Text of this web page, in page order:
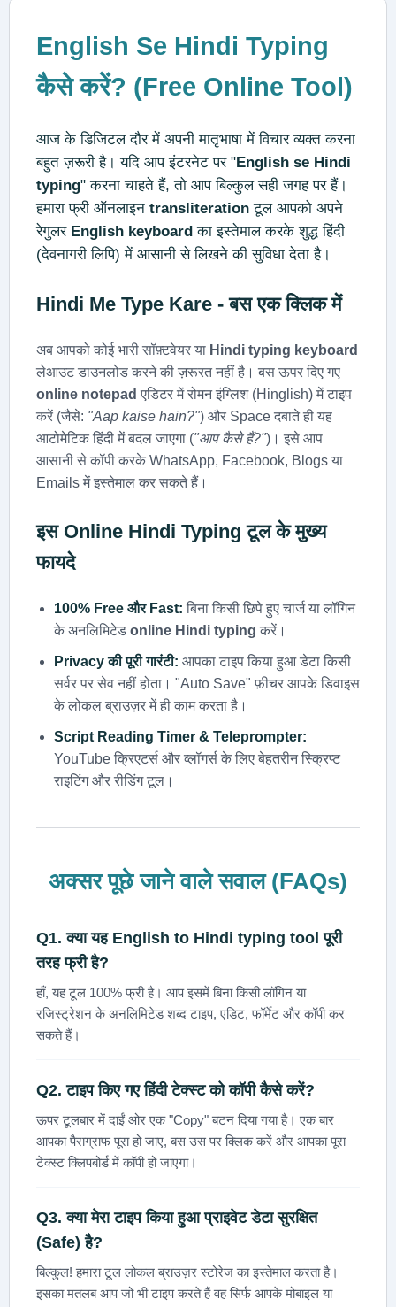
English Se Hindi Typing
कैसे करें? (Free Online Tool)
आज के डिजिटल दौर में अपनी मातृभाषा में विचार व्यक्त करना
बहुत ज़रूरी है। यदि आप इंटरनेट पर "English se Hindi
typing" करना चाहते हैं, तो आप बिल्कुल सही जगह पर हैं।
हमारा फ्री ऑनलाइन transliteration टूल आपको अपने
रेगुलर English keyboard का इस्तेमाल करके शुद्ध हिंदी
(देवनागरी लिपि) में आसानी से लिखने की सुविधा देता है।
Hindi Me Type Kare - बस एक क्लिक में
अब आपको कोई भारी सॉफ़्टवेयर या Hindi typing keyboard
लेआउट डाउनलोड करने की ज़रूरत नहीं है। बस ऊपर दिए गए
online notepad एडिटर में रोमन इंग्लिश (Hinglish) में टाइप
करें (जैसे: "Aap kaise hain?") और Space दबाते ही यह
आटोमेटिक हिंदी में बदल जाएगा ("आप कैसे हैं?")। इसे आप
आसानी से कॉपी करके WhatsApp, Facebook, Blogs या
Emails में इस्तेमाल कर सकते हैं।
इस Online Hindi Typing टूल के मुख्य
फायदे
100% Free और Fast: बिना किसी छिपे हुए चार्ज या लॉगिन
के अनलिमिटेड online Hindi typing करें।
Privacy की पूरी गारंटी: आपका टाइप किया हुआ डेटा किसी
सर्वर पर सेव नहीं होता। "Auto Save" फ़ीचर आपके डिवाइस
के लोकल ब्राउज़र में ही काम करता है।
Script Reading Timer & Teleprompter:
YouTube क्रिएटर्स और व्लॉगर्स के लिए बेहतरीन स्क्रिप्ट
राइटिंग और रीडिंग टूल।
अक्सर पूछे जाने वाले सवाल (FAQs)
Q1. क्या यह English to Hindi typing tool पूरी
तरह फ्री है?
हाँ, यह टूल 100% फ्री है। आप इसमें बिना किसी लॉगिन या
रजिस्ट्रेशन के अनलिमिटेड शब्द टाइप, एडिट, फॉर्मेट और कॉपी कर
सकते हैं।
Q2. टाइप किए गए हिंदी टेक्स्ट को कॉपी कैसे करें?
ऊपर टूलबार में दाईं ओर एक "Copy" बटन दिया गया है। एक बार
आपका पैराग्राफ पूरा हो जाए, बस उस पर क्लिक करें और आपका पूरा
टेक्स्ट क्लिपबोर्ड में कॉपी हो जाएगा।
Q3. क्या मेरा टाइप किया हुआ प्राइवेट डेटा सुरक्षित
(Safe) है?
बिल्कुल! हमारा टूल लोकल ब्राउज़र स्टोरेज का इस्तेमाल करता है।
इसका मतलब आप जो भी टाइप करते हैं वह सिर्फ आपके मोबाइल या